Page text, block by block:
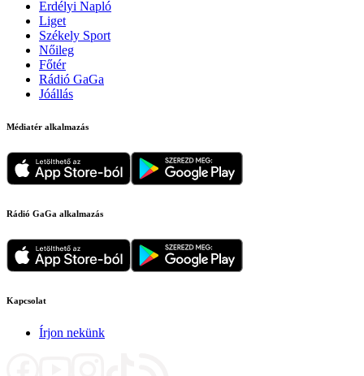
Erdélyi Napló
Liget
Székely Sport
Nőileg
Főtér
Rádió GaGa
Jóállás
Médiatér alkalmazás
Rádió GaGa alkalmazás
Kapcsolat
Írjon nekünk